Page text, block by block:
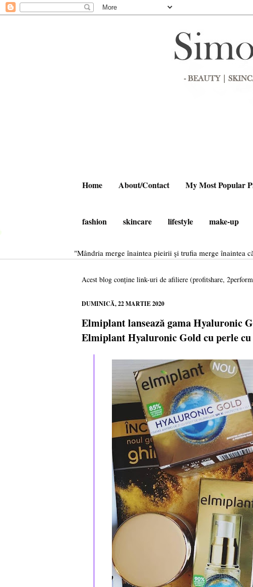
Home About/Contact My Most Popular
fashion skincare lifestyle make-up
"Mândria merge înaintea pieirii şi trufia merge înaintea
Acest blog conține link-uri de afiliere (profitshare,
DUMINICĂ, 22 MARTIE 2020
Elmiplant lansează gama Hyaluronic
Elmiplant Hyaluronic Gold cu perle cu